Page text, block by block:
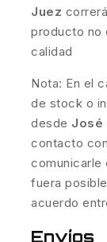
Juez
producto no
calidad
Nota: En el
de stock o
desde José
contacto
comunicarle
fuera
acuerdo
Envíos